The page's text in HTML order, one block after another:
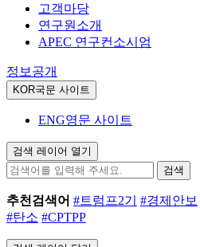
고객마당
연구원소개
APEC 연구컨소시엄
정보공개
KOR국문 사이트
ENG영문 사이트
검색 레이어 열기
검색
추천검색어 #트럼프2기 #경제안보
#탄소 #CPTPP